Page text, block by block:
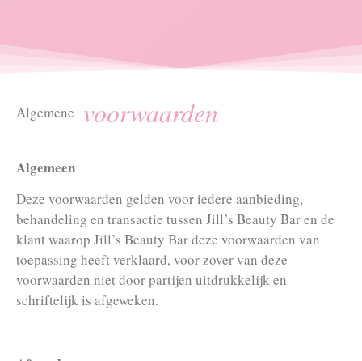
Algemene voorwaarden
Algemeen
Deze voorwaarden gelden voor iedere aanbieding,
behandeling en transactie tussen Jill’s Beauty Bar en de
klant waarop Jill’s Beauty Bar deze voorwaarden van
toepassing heeft verklaard, voor zover van deze
voorwaarden niet door partijen uitdrukkelijk en
schriftelijk is afgeweken.